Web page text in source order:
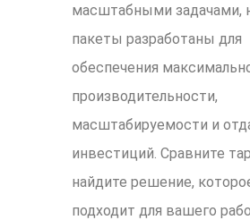
масштабными задачами,
пакеты разработаны для
обеспечения
производительности,
масштабируемости и
инвестиций. Сравните
найдите решение,
подходит для вашего